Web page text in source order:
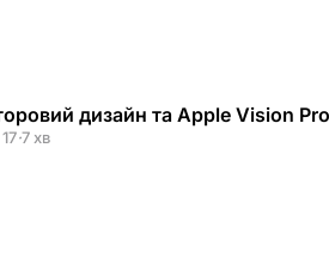
дизайн та Apple Vision
·7 хв